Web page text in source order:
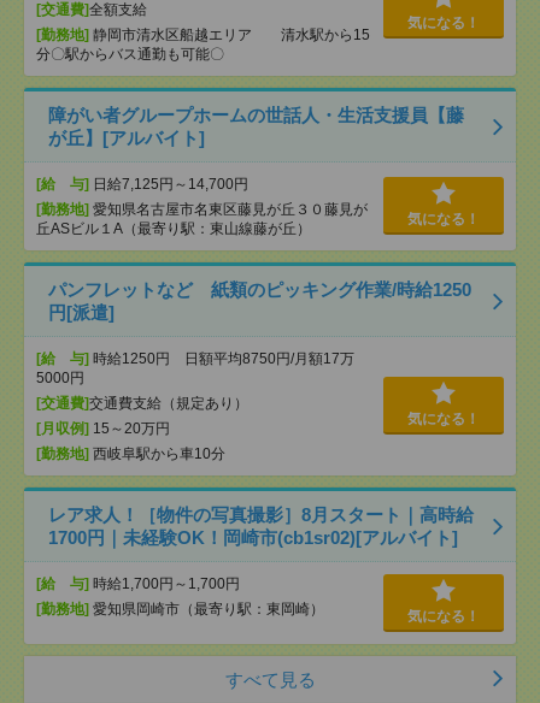
[交通費]全額支給
[勤務地] 静岡市清水区船越エリア 清水駅から15
分〇駅からバス通勤も可能〇
気になる！
障がい者グループホームの世話人・生活支援員【藤
が丘】[アルバイト]
[給 与] 日給7,125円～14,700円
[勤務地] 愛知県名古屋市名東区藤見が丘３０藤見が
丘ASビル１A（最寄り駅：東山線藤が丘）
気になる！
パンフレットなど 紙類のピッキング作業/時給1250
円[派遣]
[給 与] 時給1250円 日額平均8750円/月額17万
5000円
[交通費]交通費支給（規定あり）
[月収例] 15～20万円
[勤務地] 西岐阜駅から車10分
気になる！
レア求人！［物件の写真撮影］8月スタート｜高時給
1700円｜未経験OK！岡崎市(cb1sr02)[アルバイト]
[給 与] 時給1,700円～1,700円
[勤務地] 愛知県岡崎市（最寄り駅：東岡崎） 気になる！
すべて見る